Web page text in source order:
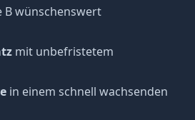
B wünschenswert
mit unbefristetem
in einem schnell wachsenden